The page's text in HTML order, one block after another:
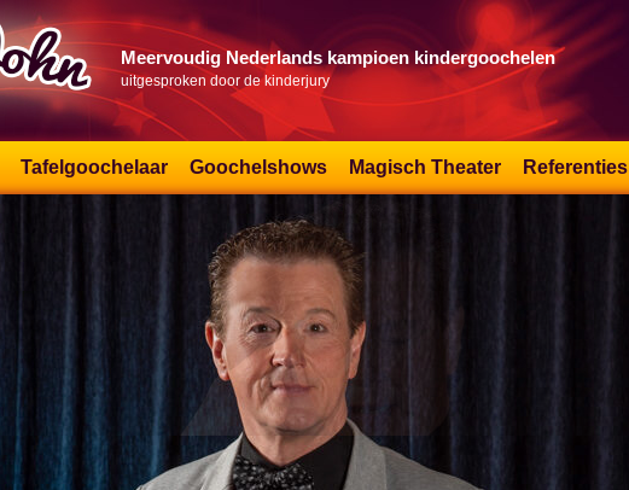
Meervoudig Nederlands kampioen kindergoochelen
uitgesproken door de kinderjury
Tafelgoochelaar Goochelshows Magisch Theater Referenties